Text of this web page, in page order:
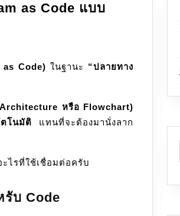
as Code แบบ
Code) ในฐานะ “ปลายทาง
หรือ Flowchart)
โนมัติ แทนที่จะต้องมานั่งลาก
ะไรที่ใช้เชื่อมต่อครับ
รับ Code